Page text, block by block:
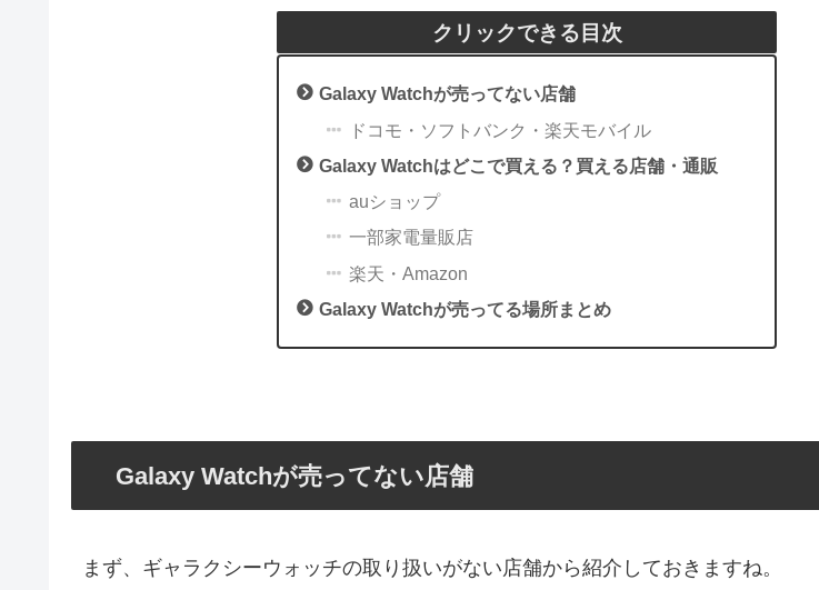
クリックできる目次
Galaxy Watchが売ってない店舗
ドコモ・ソフトバンク・楽天モバイル
Galaxy Watchはどこで買える？買える店舗・通販
auショップ
一部家電量販店
楽天・Amazon
Galaxy Watchが売ってる場所まとめ
Galaxy Watchが売ってない店舗
まず、ギャラクシーウォッチの取り扱いがない店舗から紹介しておきますね。